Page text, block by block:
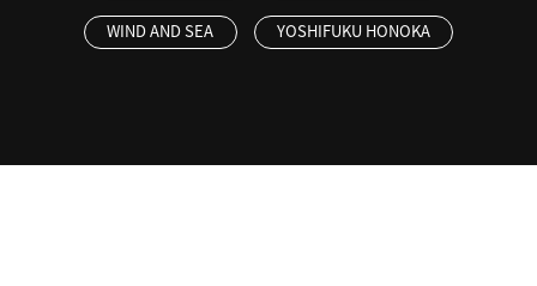
WIND AND SEA YOSHIFUKU HONOKA